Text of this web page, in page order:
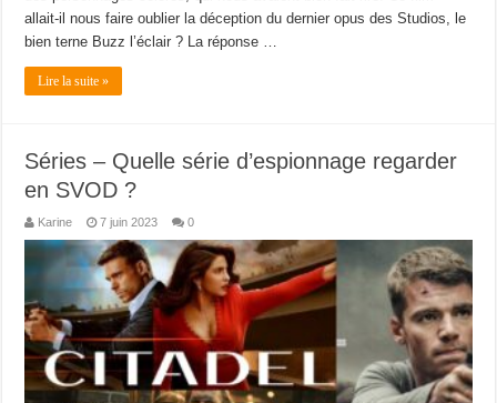
allait-il nous faire oublier la déception du dernier opus des Studios, le
bien terne Buzz l’éclair ? La réponse …
Lire la suite »
Séries – Quelle série d’espionnage regarder
en SVOD ?
Karine 7 juin 2023 0